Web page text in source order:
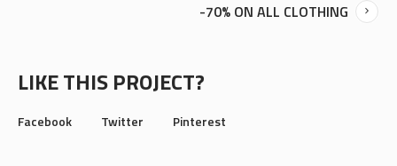
-70% ON ALL CLOTHING
LIKE THIS PROJECT?
Facebook Twitter Pinterest